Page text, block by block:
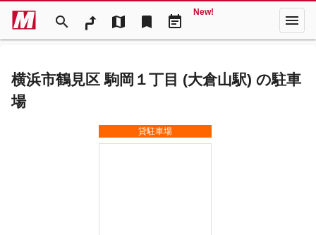
search map bookmark event_note
New! menu
横浜市鶴見区 駒岡１丁目 (大倉山駅) の駐車
場
貸駐車場